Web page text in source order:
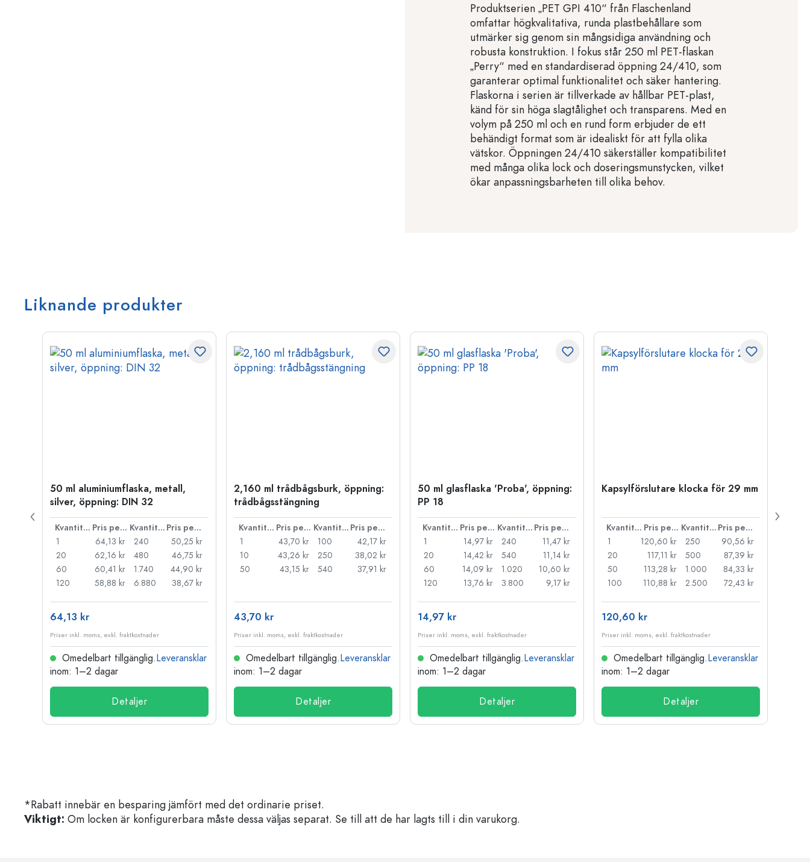
Produktserien „PET GPI 410“ från Flaschenland
omfattar högkvalitativa, runda plastbehållare som
utmärker sig genom sin mångsidiga användning och
robusta konstruktion. I fokus står 250 ml PET-flaskan
„Perry“ med en standardiserad öppning 24/410, som
garanterar optimal funktionalitet och säker hantering.
Flaskorna i serien är tillverkade av hållbar PET-plast,
känd för sin höga slagtålighet och transparens. Med en
volym på 250 ml och en rund form erbjuder de ett
behändigt format som är idealiskt för att fylla olika
vätskor. Öppningen 24/410 säkerställer kompatibilitet
med många olika lock och doseringsmunstycken, vilket
ökar anpassningsbarheten till olika behov.
Liknande produkter
50 ml aluminiumflaska, metall,
silver, öppning: DIN 32
Kvantitet Pris per styck Kvantitet
Pris per styck
1
64,13 kr
20
62,16 kr
60
60,41 kr
120
58,88 kr
240
50,25 kr
480
46,75 kr
1.740
44,90 kr
6.880
38,67 kr
64,13 kr
Priser inkl. moms, exkl. fraktkostnader
Omedelbart tillgänglig.Leveransklar
inom: 1–2 dagar
Detaljer
2,160 ml trådbågsburk, öppning:
trådbågsstängning
Kvantitet Pris per styck Kvantitet
Pris per styck
1
43,70 kr
10
43,26 kr
50
43,15 kr
100
42,17 kr
250
38,02 kr
540
37,91 kr
43,70 kr
Priser inkl. moms, exkl. fraktkostnader
Omedelbart tillgänglig.Leveransklar
inom: 1–2 dagar
Detaljer
50 ml glasflaska 'Proba', öppning:
PP 18
Kvantitet Pris per styck Kvantitet
Pris per styck
1
14,97 kr
20
14,42 kr
60
14,09 kr
120
13,76 kr
240
11,47 kr
540
11,14 kr
1.020
10,60 kr
3.800
9,17 kr
14,97 kr
Priser inkl. moms, exkl. fraktkostnader
Omedelbart tillgänglig.Leveransklar
inom: 1–2 dagar
Detaljer
Kapsylförslutare klocka för 29 mm
Kvantitet Pris per styck Kvantitet
Pris per styck
1
120,60 kr
20
117,11 kr
50
113,28 kr
100
110,88 kr
250
90,56 kr
500
87,39 kr
1.000
84,33 kr
2.500
72,43 kr
120,60 kr
Priser inkl. moms, exkl. fraktkostnader
Omedelbart tillgänglig.Leveransklar
inom: 1–2 dagar
Detaljer
*Rabatt innebär en besparing jämfört med det ordinarie priset.
Viktigt: Om locken är konfigurerbara måste dessa väljas separat. Se till att de har lagts till i din varukorg.